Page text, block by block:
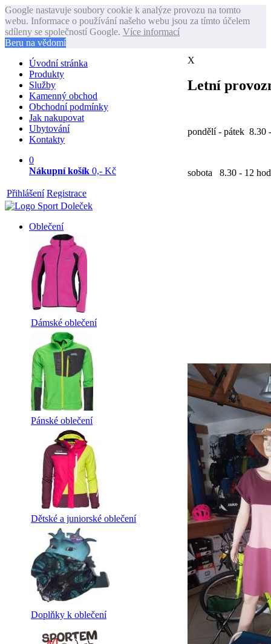
Google nastavuje soubory cookie k analýze provozu na tomto
webu. Informace o používání našeho webu jsou za tímto účelem
sdíleny se společností Google. Více informací
Beru na vědomí
X
Letní
pondělí - pátek 8.30
sobota 8.30 - 12 hod
Úvodní stránka
Produkty
Služby
Kamenný obchod
Obchodní podmínky
Jak nakupovat
Ubytování
Kontakty
0
Nákupní košík 0,- Kč
Přihlášení Registrace
Oblečení
Dámské oblečení
Pánské oblečení
Dětské a juniorské oblečení
Doplňky k oblečení